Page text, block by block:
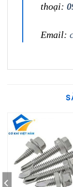
thoại:
Email: